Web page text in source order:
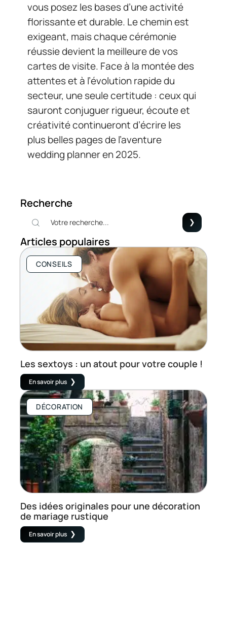
vous posez les bases d’une activité
florissante et durable. Le chemin est
exigeant, mais chaque cérémonie
réussie devient la meilleure de vos
cartes de visite. Face à la montée des
attentes et à l’évolution rapide du
secteur, une seule certitude : ceux qui
sauront conjuguer rigueur, écoute et
créativité continueront d’écrire les
plus belles pages de l’aventure
wedding planner en 2025.
Recherche
Articles populaires
CONSEILS
Les sextoys : un atout pour votre couple !
En savoir plus
DÉCORATION
Des idées originales pour une décoration
de mariage rustique
En savoir plus